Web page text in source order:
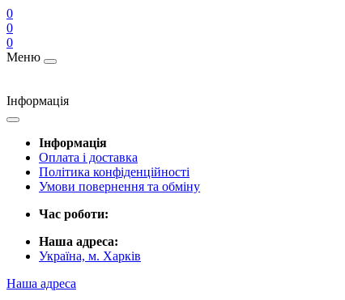
0
0
0
Меню
Інформація
Інформація
Оплата і доставка
Політика конфіденційності
Умови повернення та обміну
Час роботи:
Наша адреса:
Україна, м. Харків
Наша адреса